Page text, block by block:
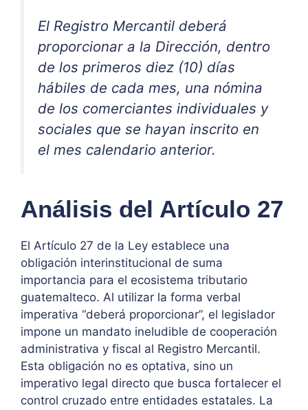
El Registro Mercantil deberá
proporcionar a la Dirección, dentro
de los primeros diez (10) días
hábiles de cada mes, una nómina
de los comerciantes individuales y
sociales que se hayan inscrito en
el mes calendario anterior.
Análisis del Artículo 27
El Artículo 27 de la Ley establece una
obligación interinstitucional de suma
importancia para el ecosistema tributario
guatemalteco. Al utilizar la forma verbal
imperativa “deberá proporcionar”, el legislador
impone un mandato ineludible de cooperación
administrativa y fiscal al Registro Mercantil.
Esta obligación no es optativa, sino un
imperativo legal directo que busca fortalecer el
control cruzado entre entidades estatales. La